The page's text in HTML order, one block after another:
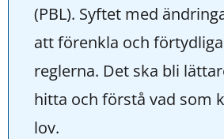
(PBL). Syftet med
att förenkla och förtydliga
reglerna. Det ska bli
hitta och förstå vad som
lov.